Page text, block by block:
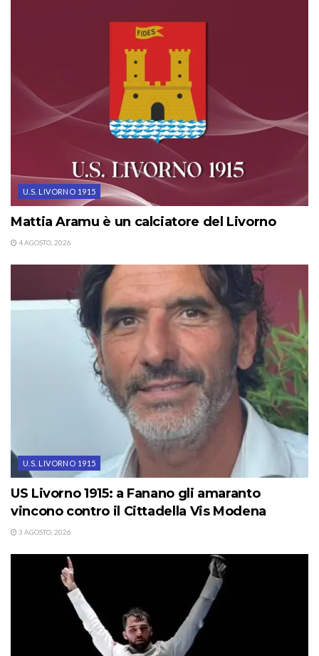
U.S. LIVORNO 1915
Mattia Aramu è un calciatore del Livorno
4 AGOSTO, 2026
U.S. LIVORNO 1915
US Livorno 1915: a Fanano gli amaranto
vincono contro il Cittadella Vis Modena
3 AGOSTO, 2026